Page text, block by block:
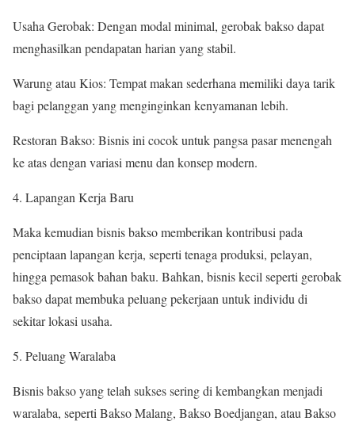
Usaha Gerobak: Dengan modal minimal, gerobak bakso dapat
menghasilkan pendapatan harian yang stabil.
Warung atau Kios: Tempat makan sederhana memiliki daya tarik
bagi pelanggan yang menginginkan kenyamanan lebih.
Restoran Bakso: Bisnis ini cocok untuk pangsa pasar menengah
ke atas dengan variasi menu dan konsep modern.
Lapangan Kerja Baru
Maka kemudian bisnis bakso memberikan kontribusi pada
penciptaan lapangan kerja, seperti tenaga produksi, pelayan,
hingga pemasok bahan baku. Bahkan, bisnis kecil seperti gerobak
bakso dapat membuka peluang pekerjaan untuk individu di
sekitar lokasi usaha.
Peluang Waralaba
Bisnis bakso yang telah sukses sering di kembangkan menjadi
waralaba, seperti Bakso Malang, Bakso Boedjangan, atau Bakso